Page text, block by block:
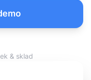
& sklad